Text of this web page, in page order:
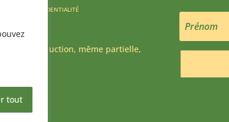
tout
de confidentialité
reproduction, même partielle,